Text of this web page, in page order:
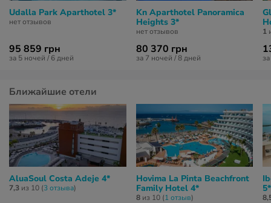
Udalla Park Aparthotel 3*
нет отзывов
95 859 грн
за 5 ночей / 6 дней
Kn Aparthotel Panoramica
Heights 3*
нет отзывов
80 370 грн
за 7 ночей / 8 дней
1
Ближайшие отели
AluaSoul Costa Adeje 4*
7,3 из 10 (3 отзывa)
Hovima La Pinta Beachfront
Family Hotel 4*
8из 10 (1 отзыв)
5*